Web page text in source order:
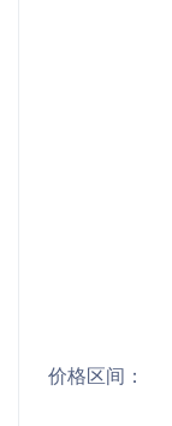
价格区间：